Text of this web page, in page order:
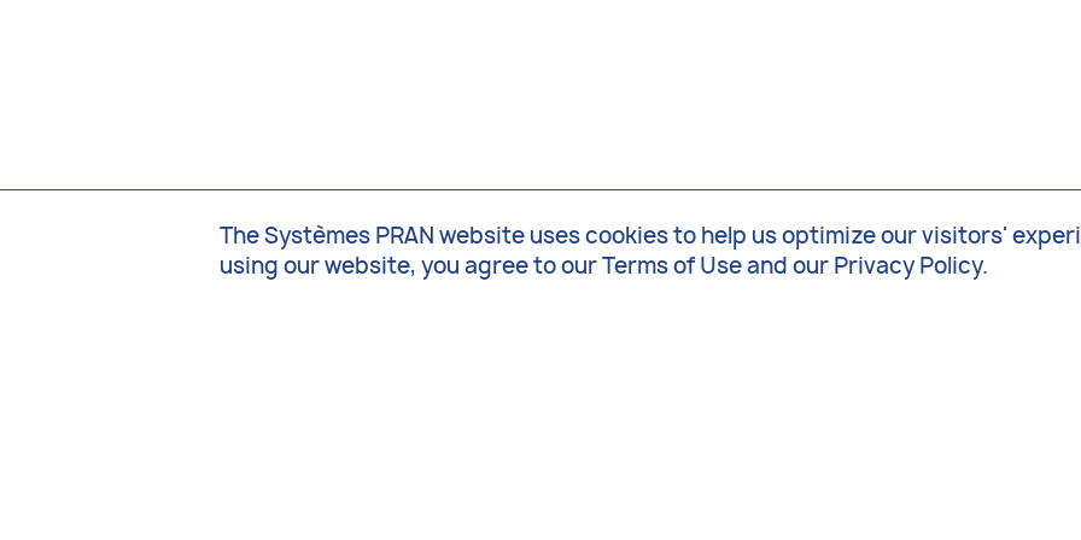
The Systèmes PRAN website uses cookies to help us optimize our visitors'
using our website, you agree to ourTerms of Useand our Privacy Policy.